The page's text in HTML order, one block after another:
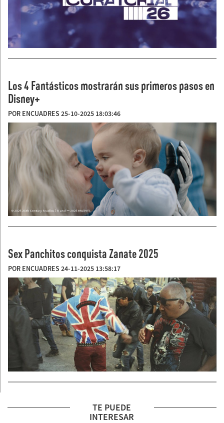
Los 4 Fantásticos mostrarán sus primeros pasos en
Disney+
POR ENCUADRES 25-10-2025 18:03:46
Sex Panchitos conquista Zanate 2025
POR ENCUADRES 24-11-2025 13:58:17
TE PUEDE
INTERESAR